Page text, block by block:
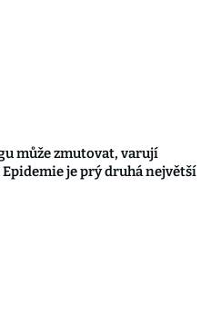
může zmutovat, varují
je prý druhá největší